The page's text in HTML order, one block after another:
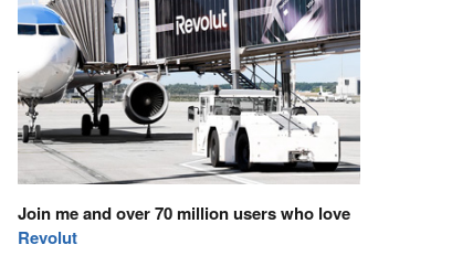
Join me and over 70 million users who love
Revolut